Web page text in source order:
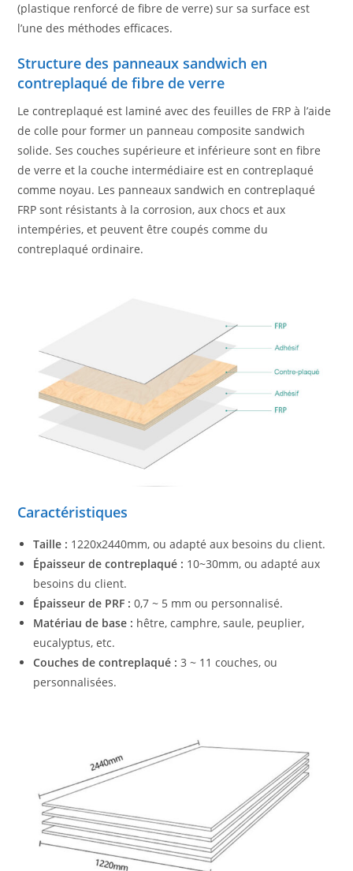
(plastique renforcé de fibre de verre) sur sa surface est
l’une des méthodes efficaces.
Structure des panneaux sandwich en
contreplaqué de fibre de verre
Le contreplaqué est laminé avec des feuilles de FRP à l’aide
de colle pour former un panneau composite sandwich
solide. Ses couches supérieure et inférieure sont en fibre
de verre et la couche intermédiaire est en contreplaqué
comme noyau. Les panneaux sandwich en contreplaqué
FRP sont résistants à la corrosion, aux chocs et aux
intempéries, et peuvent être coupés comme du
contreplaqué ordinaire.
Caractéristiques
Taille : 1220x2440mm, ou adapté aux besoins du client.
Épaisseur de contreplaqué : 10~30mm, ou adapté aux
besoins du client.
Épaisseur de PRF : 0,7 ~ 5 mm ou personnalisé.
Matériau de base : hêtre, camphre, saule, peuplier,
eucalyptus, etc.
Couches de contreplaqué : 3 ~ 11 couches, ou
personnalisées.